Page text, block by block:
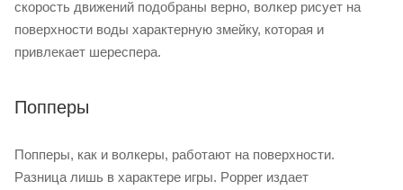
скорость движений подобраны верно, волкер рисует на
поверхности воды характерную змейку, которая и
привлекает шереспера.
Попперы
Попперы, как и волкеры, работают на поверхности.
Разница лишь в характере игры. Popper издает